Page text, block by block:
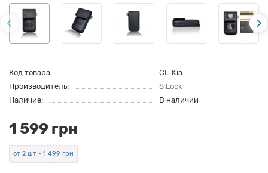
Код товара:
CL-Kia
Производитель:
SiLock
Наличие:
В наличии
1 599 грн
от 2 шт - 1 499 грн